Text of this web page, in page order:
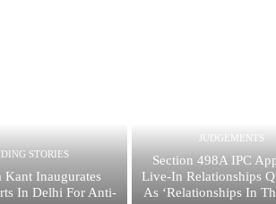
STORIES
Kant Inaugurates
In Delhi For Anti-
JUDGEMENTS
Section 498A IPC
Live-In Relationships
As ‘Relationships In